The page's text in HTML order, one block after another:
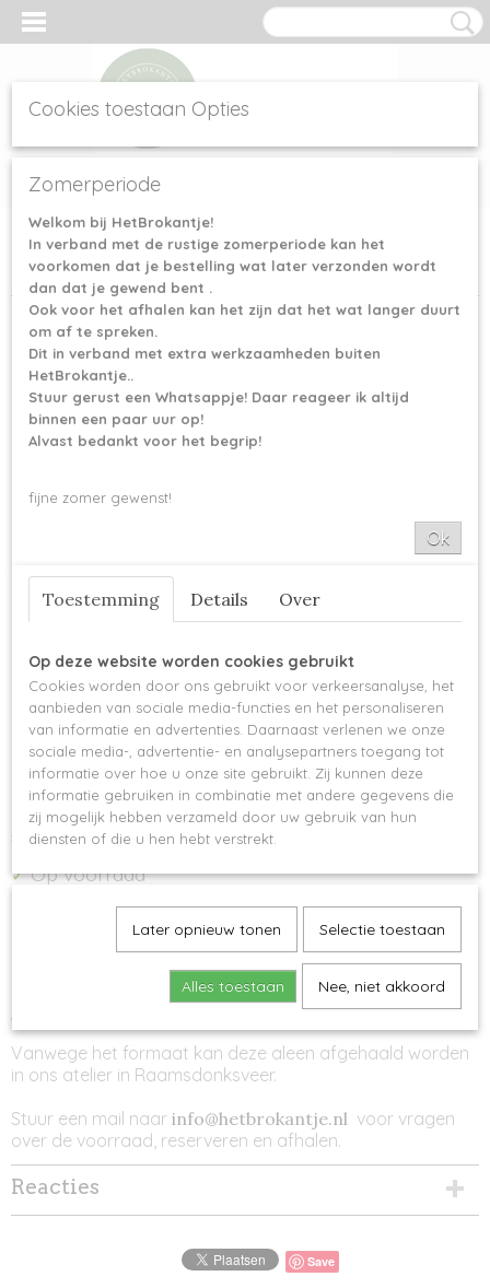
Home> haak&Brei accessoires>Mandala ringen & beursbeugels
Metalen mandala ring - 85 cm
Metalen mandala ring - 85
cm
€ 7,50
✓Op voorraad
Metalen ring voor je mooiste mandala.
4 mm dik.
Vanwege het formaat kan deze aleen afgehaald worden
in ons atelier in Raamsdonksveer.
Stuur een mail naar info@hetbrokantje.nl voor vragen
over de voorraad, reserveren en afhalen.
Reacties
Save
Cookies toestaan Opties
Zomerperiode
Welkom bij HetBrokantje!
In verband met de rustige zomerperiode kan het
voorkomen dat je bestelling wat later verzonden wordt
dan dat je gewend bent .
Ook voor het afhalen kan het zijn dat het wat langer duurt
om af te spreken.
Dit in verband met extra werkzaamheden buiten
HetBrokantje..
Stuur gerust een Whatsappje! Daar reageer ik altijd
binnen een paar uur op!
Alvast bedankt voor het begrip!
fijne zomer gewenst!
Ok
Toestemming Details Over
Op deze website worden cookies gebruikt
Cookies worden door ons gebruikt voor verkeersanalyse, het
aanbieden van sociale media-functies en het personaliseren
van informatie en advertenties. Daarnaast verlenen we onze
sociale media-, advertentie- en analysepartners toegang tot
informatie over hoe u onze site gebruikt. Zij kunnen deze
informatie gebruiken in combinatie met andere gegevens die
zij mogelijk hebben verzameld door uw gebruik van hun
diensten of die u hen hebt verstrekt.
Later opnieuw tonen Selectie toestaan
Alles toestaan Nee, niet akkoord